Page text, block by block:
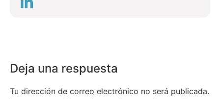
Deja una respuesta
Tu dirección de correo electrónico no será publicada.